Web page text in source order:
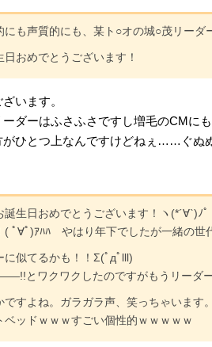
も声質的にも、某ト○オの城○茂リーダ
おめでとうございます！
います。
ーダーはふさふさですし増毛のCMに
がひとつ上なんですけどねぇ……ぐぬ
生日おめでとうございます！ヽ(*´∀`)ﾉﾟ
( ﾟ∀ﾟ)ｱﾊﾊ やはり年下でしたが一緒の世
に似てるかも！！Σ(ﾟдﾟlll)
とワクワクしたのですがもうリーダ
すよね。ガラガラ声、笑っちゃいます。
ベッドｗｗｗすごい個性的ｗｗｗｗｗ